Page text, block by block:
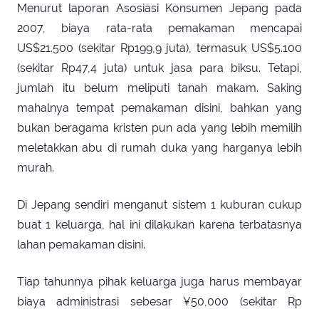
Menurut laporan Asosiasi Konsumen Jepang pada
2007, biaya rata-rata pemakaman mencapai
US$21.500 (sekitar Rp199,9 juta), termasuk US$5.100
(sekitar Rp47,4 juta) untuk jasa para biksu. Tetapi,
jumlah itu belum meliputi tanah makam. Saking
mahalnya tempat pemakaman disini, bahkan yang
bukan beragama kristen pun ada yang lebih memilih
meletakkan abu di rumah duka yang harganya lebih
murah.
Di Jepang sendiri menganut sistem 1 kuburan cukup
buat 1 keluarga, hal ini dilakukan karena terbatasnya
lahan pemakaman disini.
Tiap tahunnya pihak keluarga juga harus membayar
biaya administrasi sebesar ¥50,000 (sekitar Rp